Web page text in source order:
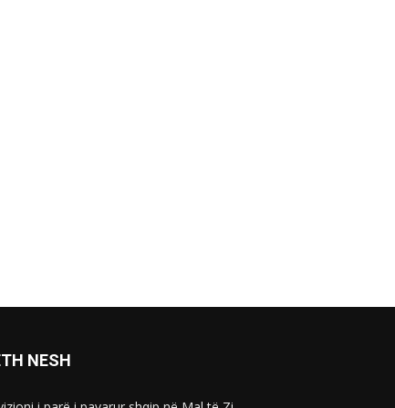
NESH